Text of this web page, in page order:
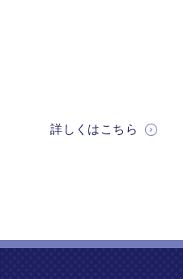
詳しくはこちら